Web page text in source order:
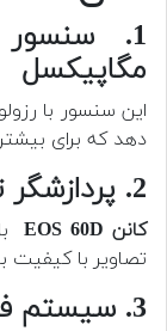
مگاپیکسل
این سنسور با
دهد که برای
2. پردازشگر تصویر DIGIC 4
کانن EOS 60D
تصاویر با کیفیت
3. سیستم فوکوس خودکار 9 نقطه ای